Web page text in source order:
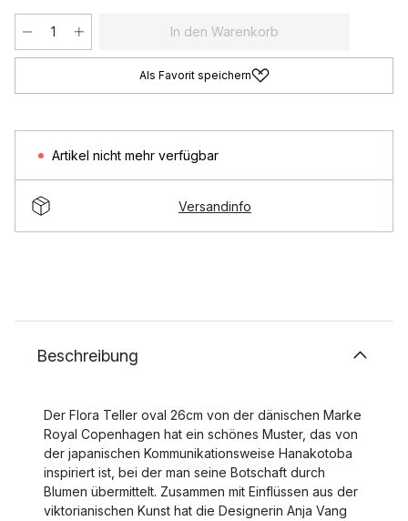
In den Warenkorb
Als Favorit speichern
Artikel nicht mehr verfügbar
Versandinfo
Beschreibung
Der Flora Teller oval 26cm von der dänischen Marke
Royal Copenhagen hat ein schönes Muster, das von
der japanischen Kommunikationsweise Hanakotoba
inspiriert ist, bei der man seine Botschaft durch
Blumen übermittelt. Zusammen mit Einflüssen aus der
viktorianischen Kunst hat die Designerin Anja Vang